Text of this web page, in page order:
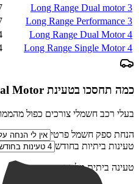
3 Long Range Dual motor
3 Long Range Performance
4 Long Range Dual Motor
4 Long Range Single Motor
כמה תחסכו בטעינת Motor
בעלי רכב חשמלי צורכים כפול
הנחת ספק חשמל פרטי
טעינות ביתיות בחודש
טעינה ביתית מלאה